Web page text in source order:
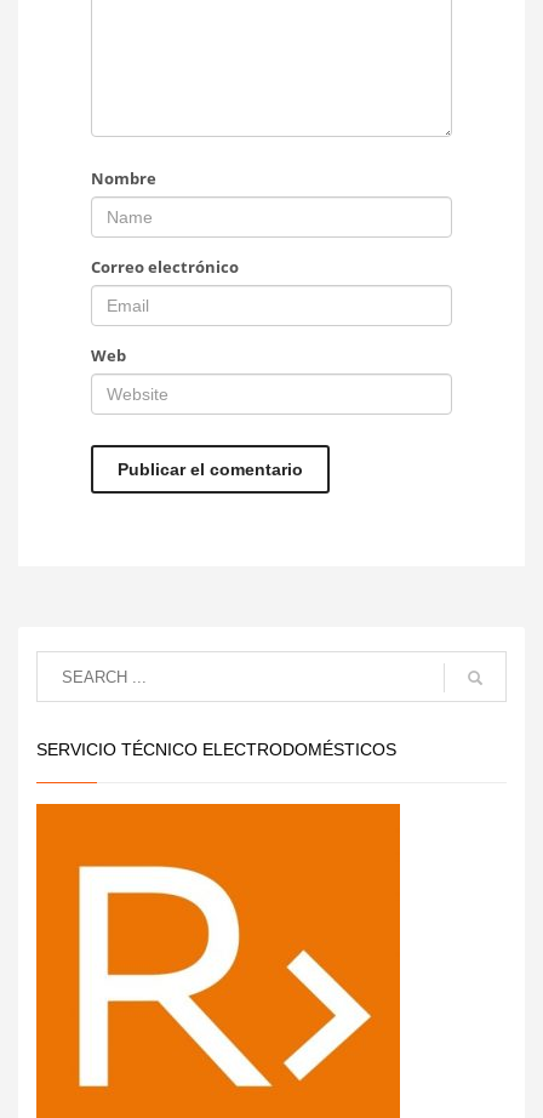
Nombre
Correo electrónico
Web
SERVICIO TÉCNICO ELECTRODOMÉSTICOS